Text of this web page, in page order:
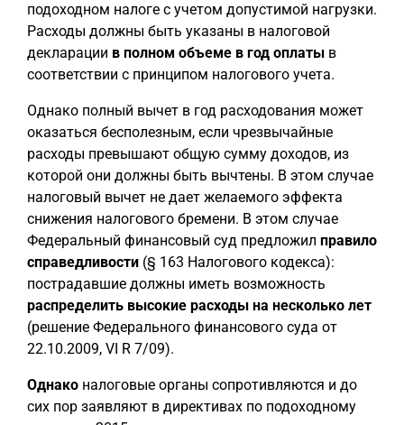
подоходном налоге с учетом допустимой нагрузки.
Расходы должны быть указаны в налоговой
декларации в полном объеме в год оплаты в
соответствии с принципом налогового учета.
Однако полный вычет в год расходования может
оказаться бесполезным, если чрезвычайные
расходы превышают общую сумму доходов, из
которой они должны быть вычтены. В этом случае
налоговый вычет не дает желаемого эффекта
снижения налогового бремени. В этом случае
Федеральный финансовый суд предложил правило
справедливости (§ 163 Налогового кодекса):
пострадавшие должны иметь возможность
распределить высокие расходы на несколько лет
(решение Федерального финансового суда от
22.10.2009, VI R 7/09).
Однако налоговые органы сопротивляются и до
сих пор заявляют в директивах по подоходному